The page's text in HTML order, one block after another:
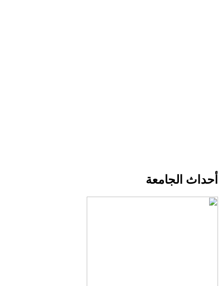
أحداث الجامعة